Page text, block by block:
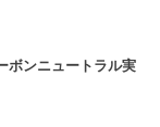
ボンニュートラル実